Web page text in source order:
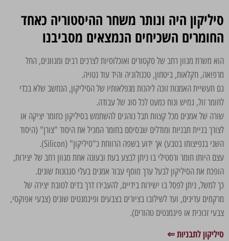
סיליקון היה ונותר משחר ההיסטוריה כאחד
החומרים השכיחים הנמצאים מסביבנו
הוא משרת מגוון רחב של סקטורים ואוכלוסיות לצרכים רבים ומגוונים, החל
מרפואה, חקלאות, ביטחון, טכנולוגיה והיד עוד נטויה.
גם תעשיית האמנות זוכה ליהנות מנפלאותיו של הסיליקון, הנחשב שלא בכדי
לחומר זול, גמיש ונוח כמעט לכל סוג של עבודה.
שורה של אמנים מכל קצוות תבל נוהגים להשתמש בסיליקון כחומר יציקה או
לצורך בניית תבניות ומודלים שבסיסם בחומר המכיל את היסוד "צורן" (היסוד
השני בנפיצותו בטבע) אך ידוע בשפה הרווחת כ"סיליקון" (Silicon).
עצם היותו חומר ורסטילי בו ניתן לבצע בעת ובעונה אחת מגוון רחב של יצירות,
הופכת את הסיליקון לבעל ערך מוסף עבור אמנים בעלי סגנונות שונים.
כך למשל, ניתן לפסל בו ישירות בידיים, להעבירו דרך בדים לטובת יצירה של
מרקמים עדינים, ועד לשילובו בציורים בצבעים ופיגמנטים שונים (צבעי אפוקסי,
צבעי זכוכית או פיגמנטים טהורים).
סיליקון לתבניות ⇐